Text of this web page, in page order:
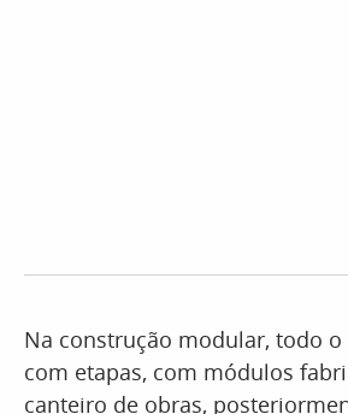
Na construção modular, todo
com etapas, com módulos
canteiro de obras,